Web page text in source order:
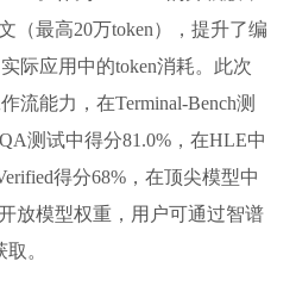
（最高20万token），提升了编
际应用中的token消耗。此次
流能力，在Terminal-Bench测
测试中得分81.0%，在HLE中
得分68%，在顶尖模型中
放模型权重，用户可通过智谱
。